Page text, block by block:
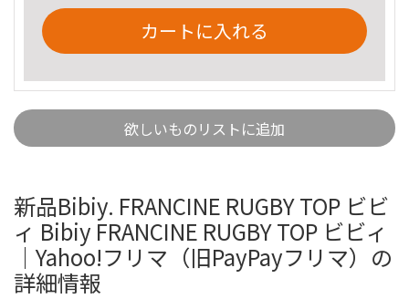
カートに入れる
欲しいものリストに追加
新品Bibiy. FRANCINE RUGBY TOP ビビ
ィ Bibiy FRANCINE RUGBY TOP ビビィ
｜Yahoo!フリマ（旧PayPayフリマ）の
詳細情報